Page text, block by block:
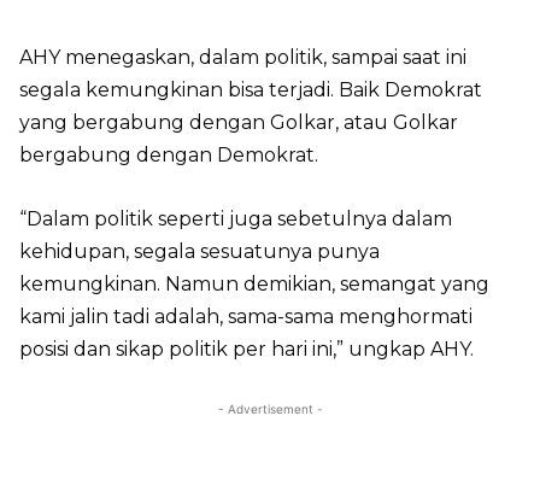
AHY menegaskan, dalam politik, sampai saat ini
segala kemungkinan bisa terjadi. Baik Demokrat
yang bergabung dengan Golkar, atau Golkar
bergabung dengan Demokrat.
“Dalam politik seperti juga sebetulnya dalam
kehidupan, segala sesuatunya punya
kemungkinan. Namun demikian, semangat yang
kami jalin tadi adalah, sama-sama menghormati
posisi dan sikap politik per hari ini,” ungkap AHY.
- Advertisement -